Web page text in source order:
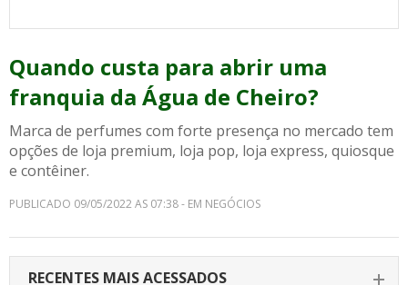
Quando custa para abrir uma
franquia da Água de Cheiro?
Marca de perfumes com forte presença no mercado tem
opções de loja premium, loja pop, loja express, quiosque
e contêiner.
PUBLICADO 09/05/2022 AS 07:38 - EM NEGÓCIOS
RECENTES MAIS ACESSADOS